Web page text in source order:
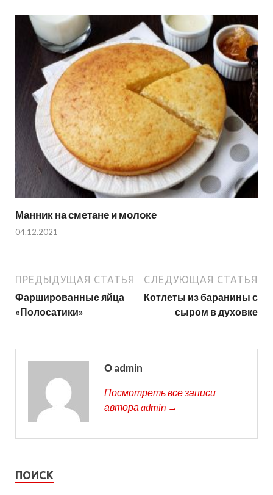
Манник на сметане и молоке
04.12.2021
ПРЕДЫДУЩАЯ СТАТЬЯ
Фаршированные яйца
«Полосатики»
СЛЕДУЮЩАЯ СТАТЬЯ
Котлеты из баранины с
сыром в духовке
О admin
Посмотреть все записи
автора admin →
ПОИСК